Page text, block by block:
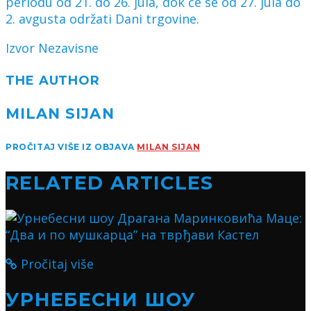
2. avgusta održati Dani trgovine.
Izvor Nezavisne
THE AUTHOR
MILAN SIJAN
PROČITAJ VIŠE IZ OBJAVA MILAN SIJAN
RELATED ARTICLES
Pročitaj više
УРНЕБЕСНИ ШОУ